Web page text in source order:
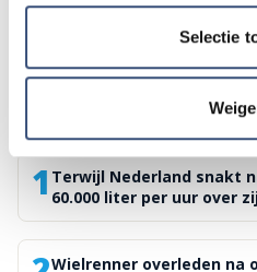
Selectie
Meest gelezen
1 Terwijl Nederland snakt
60.000 liter per uur over
Wielrenner overleden na